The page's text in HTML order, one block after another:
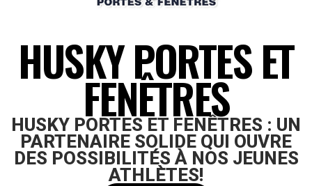
HUSKY PORTES ET
FENÊTRES
HUSKY PORTES ET FENÊTRES : UN
PARTENAIRE SOLIDE QUI OUVRE
DES POSSIBILITÉS À NOS JEUNES
ATHLÈTES!